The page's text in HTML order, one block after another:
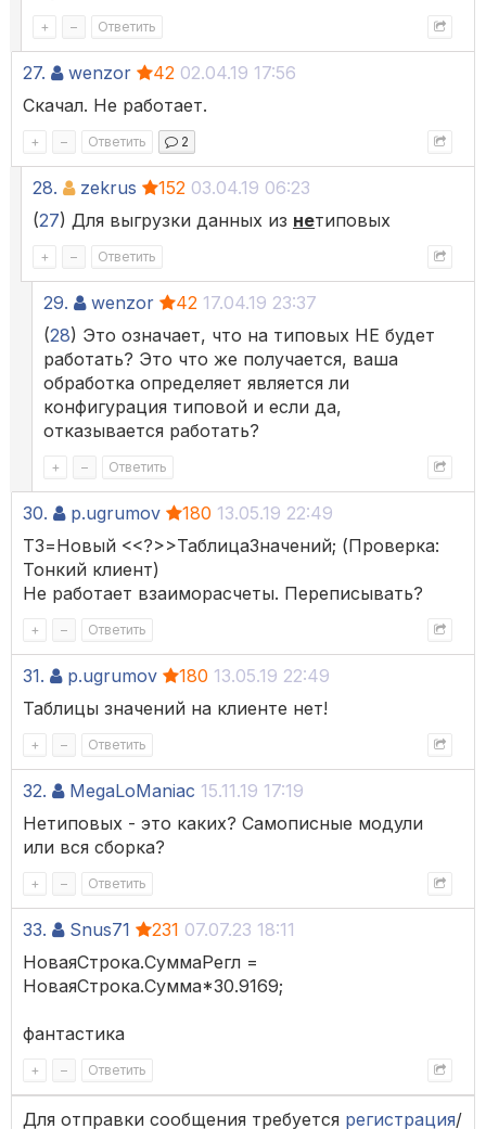
+ – Ответить
27. wenzor 42 02.04.19 17:56
Скачал. Не работает.
+ – Ответить 2
28. zekrus 152 03.04.19 06:23
(27) Для выгрузки данных из нетиповых
+ – Ответить
29. wenzor 42 17.04.19 23:37
(28) Это означает, что на типовых НЕ будет
работать? Это что же получается, ваша
обработка определяет является ли
конфигурация типовой и если да,
отказывается работать?
+ – Ответить
30. p.ugrumov 180 13.05.19 22:49
ТЗ=Новый <<?>>ТаблицаЗначений; (Проверка:
Тонкий клиент)
Не работает взаиморасчеты. Переписывать?
+ – Ответить
31. p.ugrumov 180 13.05.19 22:49
Таблицы значений на клиенте нет!
+ – Ответить
32. MegaLoManiac 15.11.19 17:19
Нетиповых - это каких? Самописные модули
или вся сборка?
+ – Ответить
33. Snus71 231 07.07.23 18:11
НоваяСтрока.СуммаРегл =
НоваяСтрока.Сумма*30.9169;
фантастика
+ – Ответить
Для отправки сообщения требуется регистрация/